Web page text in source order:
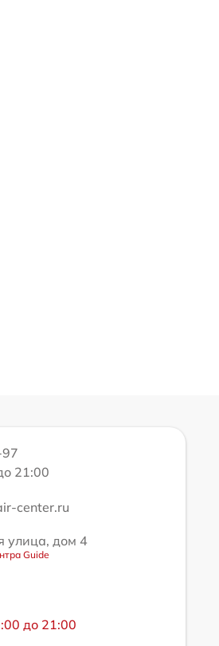
21:00
center.ru
улица, дом 4
Guide
до 21:00